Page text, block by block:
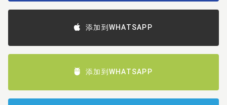
添加到WHATSAPP
添加到WHATSAPP